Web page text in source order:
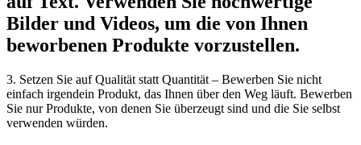
Bilder und Videos, um die von Ihnen
beworbenen Produkte vorzustellen.
3. Setzen Sie auf Qualität statt Quantität – Bewerben Sie nicht
einfach irgendein Produkt, das Ihnen über den Weg läuft. Bewerben
Sie nur Produkte, von denen Sie überzeugt sind und die Sie selbst
verwenden würden.